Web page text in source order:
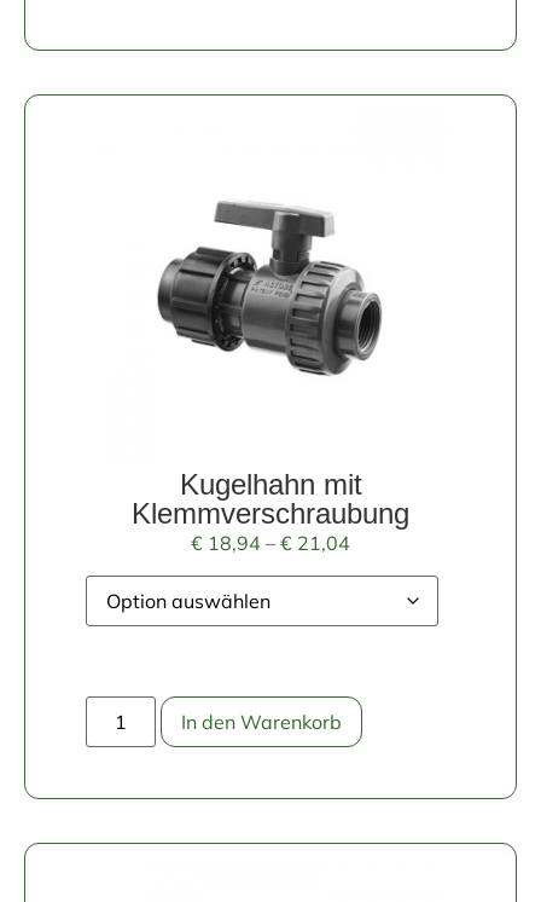
Kugelhahn mit
Klemmverschraubung
€ 18,94 – € 21,04
In den Warenkorb